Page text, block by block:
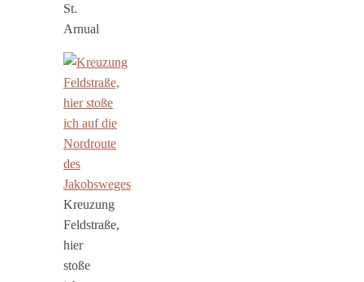
St.
Arnual
Kreuzung
Feldstraße,
hier
stoße